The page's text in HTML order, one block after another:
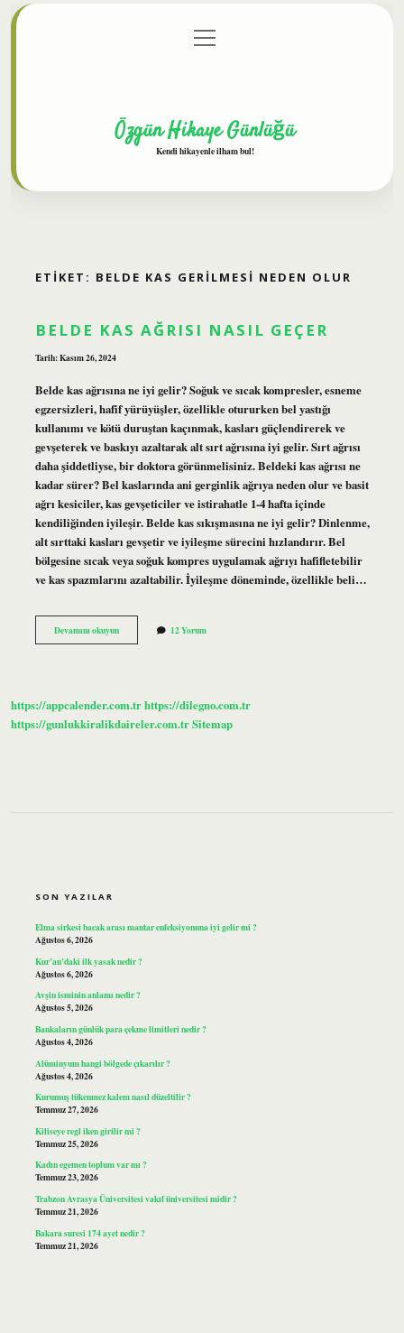
Gizlilik Politikası
menüyü
aç
Özgün Hikaye Günlüğü
Kendi hikayenle ilham bul!
ETIKET: BELDE KAS GERILMESI NEDEN OLUR
BELDE KAS AĞRISI NASIL GEÇER
Tarih: Kasım 26, 2024
Belde kas ağrısına ne iyi gelir? Soğuk ve sıcak kompresler, esneme
egzersizleri, hafif yürüyüşler, özellikle otururken bel yastığı
kullanımı ve kötü duruştan kaçınmak, kasları güçlendirerek ve
gevşeterek ve baskıyı azaltarak alt sırt ağrısına iyi gelir. Sırt ağrısı
daha şiddetliyse, bir doktora görünmelisiniz. Beldeki kas ağrısı ne
kadar sürer? Bel kaslarında ani gerginlik ağrıya neden olur ve basit
ağrı kesiciler, kas gevşeticiler ve istirahatle 1-4 hafta içinde
kendiliğinden iyileşir. Belde kas sıkışmasına ne iyi gelir? Dinlenme,
alt sırttaki kasları gevşetir ve iyileşme sürecini hızlandırır. Bel
bölgesine sıcak veya soğuk kompres uygulamak ağrıyı hafifletebilir
ve kas spazmlarını azaltabilir. İyileşme döneminde, özellikle beli…
Devamını okuyunBelde
Kas
12 Yorum
https://appcalender.com.trhttps://dilegno.com.tr
https://gunlukkiralikdaireler.com.trSitemap
SON YAZILAR
Elma sirkesi bacak arası mantar enfeksiyonuna iyi gelir mi ?
Ağustos 6, 2026
Kur’an’daki ilk yasak nedir ?
Ağustos 6, 2026
Avşin isminin anlamı nedir ?
Ağustos 5, 2026
Bankaların günlük para çekme limitleri nedir ?
Ağustos 4, 2026
Alüminyum hangi bölgede çıkarılır ?
Ağustos 4, 2026
Kurumuş tükenmez kalem nasıl düzeltilir ?
Temmuz 27, 2026
Kiliseye regl iken girilir mi ?
Temmuz 25, 2026
Kadın egemen toplum var mı ?
Temmuz 23, 2026
Trabzon Avrasya Üniversitesi vakıf üniversitesi midir ?
Temmuz 21, 2026
Bakara suresi 174 ayet nedir ?
Temmuz 21, 2026